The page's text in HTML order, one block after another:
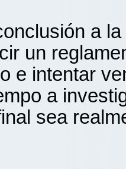
a
un
e intentar
a
sea